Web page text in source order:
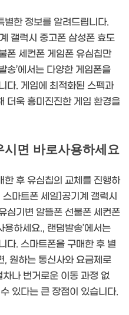
별한 정보를 알려드립니다.
갤럭시 중고폰 삼성폰 효도
폰 세컨폰 게임폰 유심칩만
송’에서는 다양한 게임폰을
다. 게임에 최적화된 스펙과
더욱 흥미진진한 게임 환경을
면 바로사용하세요
한 후 유심칩의 교체를 진행하
마트폰 세일]공기계 갤럭시
심기변 알뜰폰 선불폰 세컨폰
하세요., 랜덤발송’에서는
다. 스마트폰을 구매한 후 별
, 원하는 통신사와 요금제로
나 번거로운 이동 과정 없
있다는 큰 장점이 있습니다.